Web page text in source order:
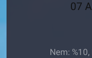
07
Nem:
Şeker ve